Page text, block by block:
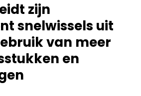
zijn
snelwissels uit
van meer
en